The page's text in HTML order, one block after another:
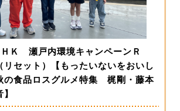
Ｋ 瀬戸内環境キャンペーンＲ
リセット）【もったいないをおいし
の食品ロスグルメ特集 梶剛・藤本